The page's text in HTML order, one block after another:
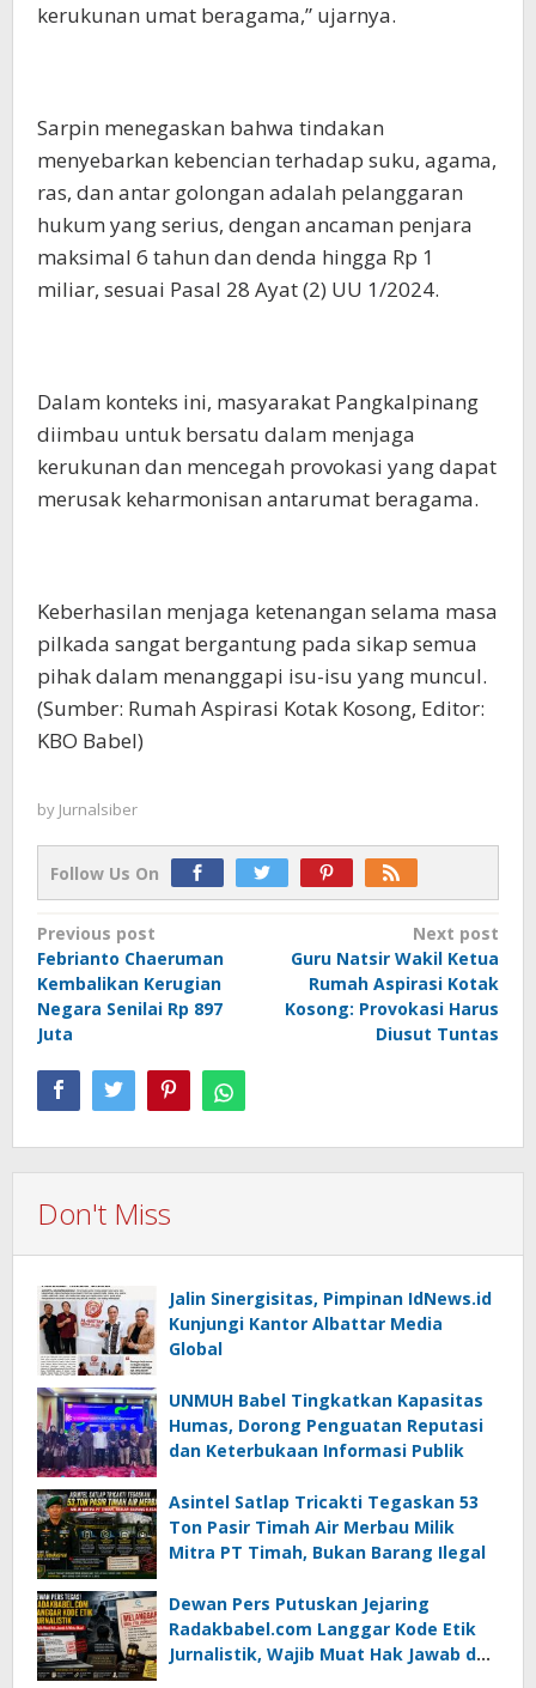
kerukunan umat beragama,” ujarnya.
Sarpin menegaskan bahwa tindakan
menyebarkan kebencian terhadap suku, agama,
ras, dan antar golongan adalah pelanggaran
hukum yang serius, dengan ancaman penjara
maksimal 6 tahun dan denda hingga Rp 1
miliar, sesuai Pasal 28 Ayat (2) UU 1/2024.
Dalam konteks ini, masyarakat Pangkalpinang
diimbau untuk bersatu dalam menjaga
kerukunan dan mencegah provokasi yang dapat
merusak keharmonisan antarumat beragama.
Keberhasilan menjaga ketenangan selama masa
pilkada sangat bergantung pada sikap semua
pihak dalam menanggapi isu-isu yang muncul.
(Sumber: Rumah Aspirasi Kotak Kosong, Editor:
KBO Babel)
by Jurnalsiber
Follow Us On
Post
navigation
Previous post
Febrianto Chaeruman
Kembalikan Kerugian
Negara Senilai Rp 897
Juta
Next post
Guru Natsir Wakil Ketua
Rumah Aspirasi Kotak
Kosong: Provokasi Harus
Diusut Tuntas
Don't Miss
Jalin Sinergisitas, Pimpinan IdNews.id
Kunjungi Kantor Albattar Media
Global
UNMUH Babel Tingkatkan Kapasitas
Humas, Dorong Penguatan Reputasi
dan Keterbukaan Informasi Publik
Asintel Satlap Tricakti Tegaskan 53
Ton Pasir Timah Air Merbau Milik
Mitra PT Timah, Bukan Barang Ilegal
Dewan Pers Putuskan Jejaring
Radakbabel.com Langgar Kode Etik
Jurnalistik, Wajib Muat Hak Jawab dan